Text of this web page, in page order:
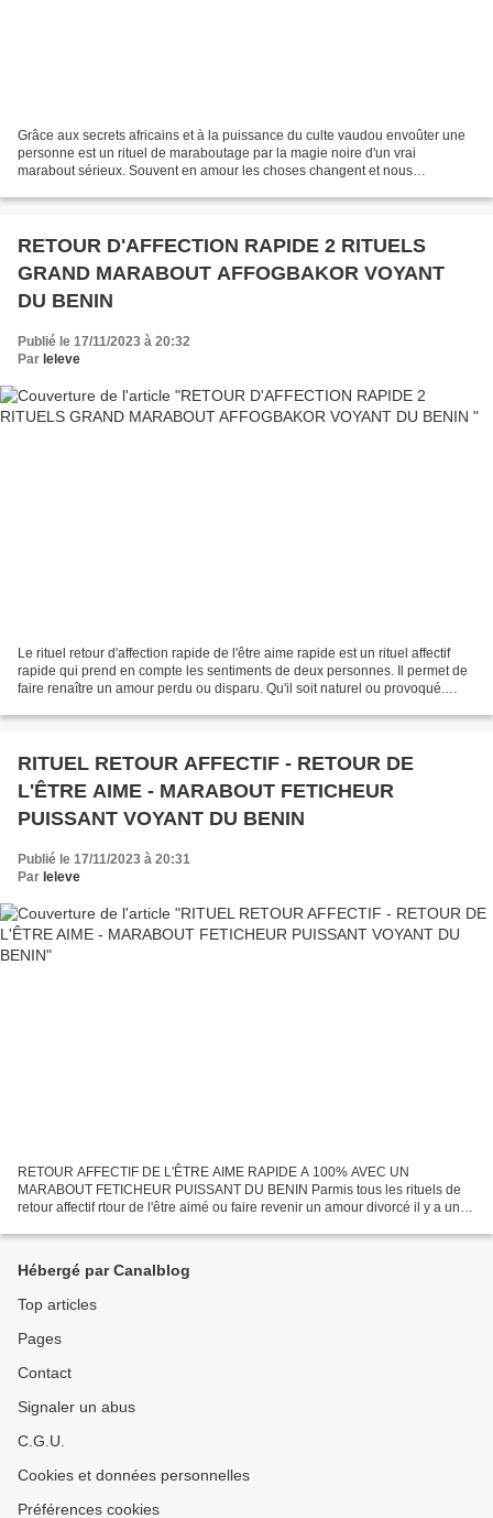
Grâce aux secrets africains et à la puissance du culte vaudou envoûter une
personne est un rituel de maraboutage par la magie noire d'un vrai
marabout sérieux. Souvent en amour les choses changent et nous
RETOUR D'AFFECTION RAPIDE 2 RITUELS
GRAND MARABOUT AFFOGBAKOR VOYANT
DU BENIN
Publié le 17/11/2023 à 20:32
Par leleve
Le rituel retour d'affection rapide de l'être aime rapide est un rituel affectif
rapide qui prend en compte les sentiments de deux personnes. Il permet de
faire renaître un amour perdu ou disparu. Qu'il soit naturel ou provoqué.
RITUEL RETOUR AFFECTIF - RETOUR DE
L'ÊTRE AIME - MARABOUT FETICHEUR
PUISSANT VOYANT DU BENIN
Publié le 17/11/2023 à 20:31
Par leleve
RETOUR AFFECTIF DE L'ÊTRE AIME RAPIDE A 100% AVEC UN
MARABOUT FETICHEUR PUISSANT DU BENIN Parmis tous les rituels de
retour affectif rtour de l'être aimé ou faire revenir un amour divorcé il y a un
Hébergé par Canalblog
Top articles
Pages
Contact
Signaler un abus
C.G.U.
Cookies et données personnelles
Préférences cookies